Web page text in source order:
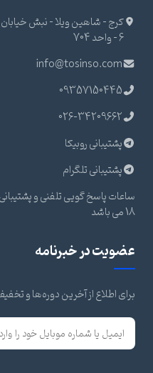
کرج - شاهین ویلا - نبش
6 - واحد 704
info@tosinso.com
09357150445
026-34209662
پشتیبانی روبیکا
پشتیبانی تلگرام
18 می باشد
عضویت در خبرنامه
برای اطلاع از آخرین دوره‌ها و